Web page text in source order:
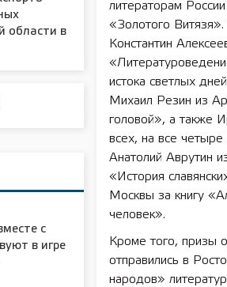
области в
с
в игре
литераторам
«Золотого
Константин
истока светлых
Михаил Резин из
головой», а также
всех, на все
Анатолий Аврутин
«История
Москвы за книгу
человек».
Кроме того, призы
отправились в
народов»